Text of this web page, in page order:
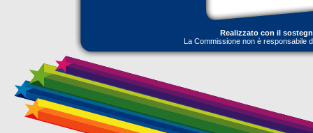
Realizzato con il
La Commissione non è responsabile